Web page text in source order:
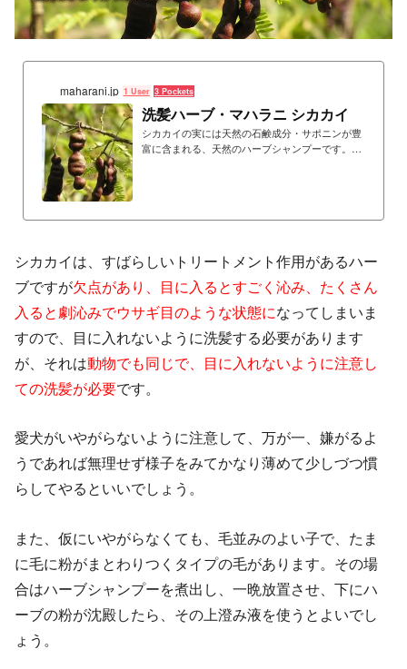
maharani.jp 1 User 3 Pockets
洗髪ハーブ・マハラニ シカカイ
シカカイの実には天然の石鹸成分・サポニンが豊
富に含まれる、天然のハーブシャンプーです。ア
シカカイは、すばらしいトリートメント作用があるハー
ブですが欠点があり、目に入るとすごく沁み、たくさん
入ると劇沁みでウサギ目のような状態になってしまいま
すので、目に入れないように洗髪する必要があります
が、それは動物でも同じで、目に入れないように注意し
ての洗髪が必要です。
愛犬がいやがらないように注意して、万が一、嫌がるよ
うであれば無理せず様子をみてかなり薄めて少しづつ慣
らしてやるといいでしょう。
また、仮にいやがらなくても、毛並みのよい子で、たま
に毛に粉がまとわりつくタイプの毛があります。その場
合はハーブシャンプーを煮出し、一晩放置させ、下にハ
ーブの粉が沈殿したら、その上澄み液を使うとよいでし
ょう。